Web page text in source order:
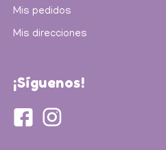
Mis pedidos
Mis direcciones
¡Síguenos!